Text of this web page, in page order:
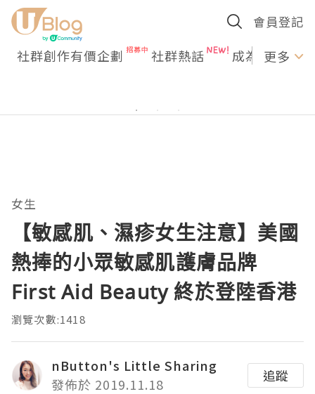
會員登記
社群創作有價企劃 社群熱話 成為U更多
女生
【敏感肌、濕疹女生注意】美國
熱捧的小眾敏感肌護膚品牌
First Aid Beauty 終於登陸香港
瀏覽次數:1418
nButton's Little Sharing
發佈於 2019.11.18
追蹤